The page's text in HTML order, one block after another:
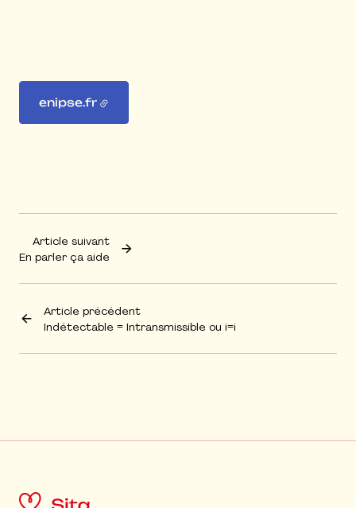
enipse.fr
Article précédent
Indétectable = Intransmissible ou i=i
Article suivant
En parler ça aide